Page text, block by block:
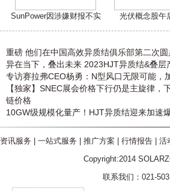
SunPower因涉嫌财报不实 光伏概念股午
重磅 他们在中国高效异质结俱乐部第二次
异在当下，叠出未来 2023HJT异质结&叠层
专访赛拉弗CEO杨勇：N型风口无限可能，
【独家】SNEC展会价格下行仍是主旋律，
链价格
10GW级规模化量产！HJT异质结迎来加速
资讯服务 | 一站式服务 | 推广方案 | 行情报告| 活
Copyright:2014
联系我们：021-